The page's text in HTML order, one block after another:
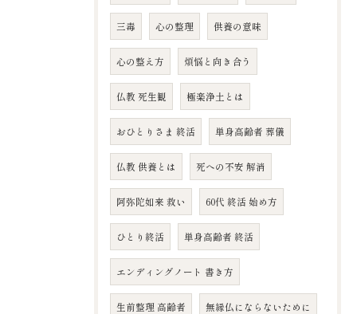
三毒 心の整理 供養の意味
心の整え方 煩悩と向き合う
仏教 死生観 極楽浄土とは
おひとりさま 終活 単身高齢者 葬儀
仏教 供養とは 死への不安 解消
阿弥陀如来 救い 60代 終活 始め方
ひとり終活 単身高齢者 終活
エンディングノート 書き方
生前整理 高齢者 無縁仏にならないために